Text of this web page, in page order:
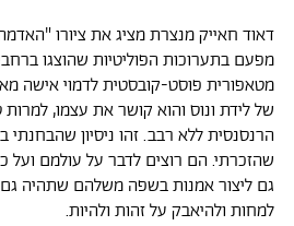
דאוד חאייק מנצרת מציג את ציורו
מפעם בתערוכות הפוליטיות שהוצגו
מטאפורית פוסט-קובסטית לדמוי אישה
של לידת ונוס והוא קושר את עצמו, למרות
הרנסנסית ללא רבב. זהו ניסיון שהבחנתי
שהזכרתי. הם רוצים לדבר על עולמם ועל
גם ליצור אמנות בשפה משלהם שתהיה
למחות ולהיאבק על זהות ולהיות.